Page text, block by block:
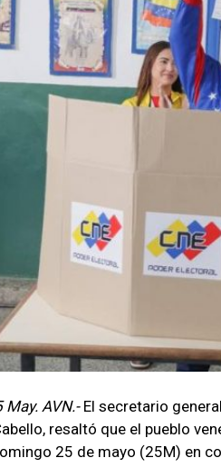
May. AVN.-El secretario
resaltó que el pueblo
25 de mayo (25M) en